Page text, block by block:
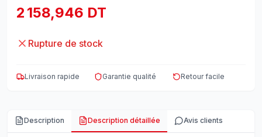
2 158,946 DT
Rupture de stock
Livraison rapide Garantie qualité Retour facile
Description Description détaillée Avis clients